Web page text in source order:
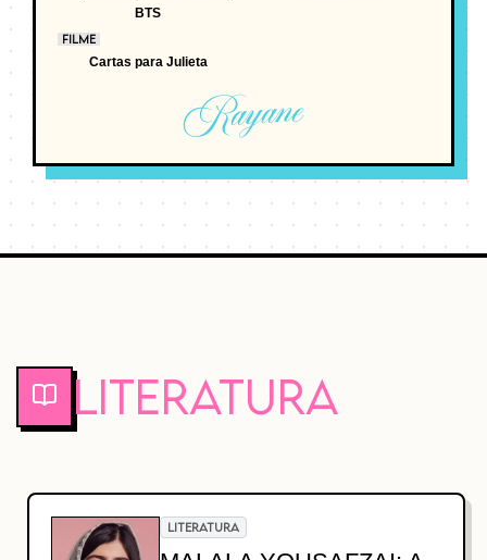
BTS
FILME
Cartas para Julieta
Rayane
Literatura
LITERATURA